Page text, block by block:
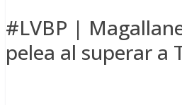
#LVBP |
pelea al superar a